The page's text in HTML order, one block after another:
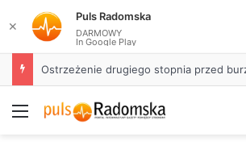
Menu
✕
Puls Radomska
DARMOWY
In Google Play